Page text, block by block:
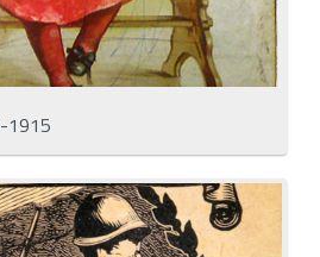
1915